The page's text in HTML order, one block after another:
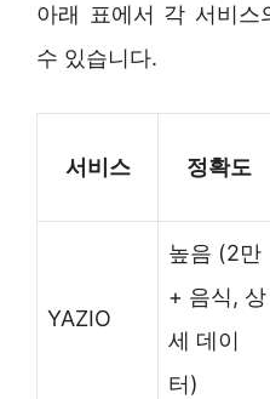
아래 표에서 각 서비스
수 있습니다.
서비스 정확도
YAZIO
높음 (2만
+ 음식, 상
세 데이
터)